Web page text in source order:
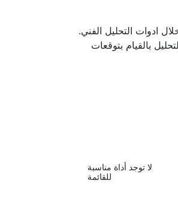
ادوات التحليل الفني.
بالقيام بتوقعات
لا توجد أداة مناسبة
للقائمة